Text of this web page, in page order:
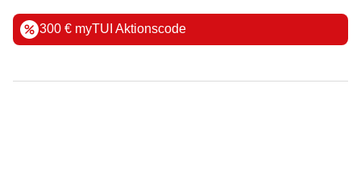
300 € myTUI Aktionscode